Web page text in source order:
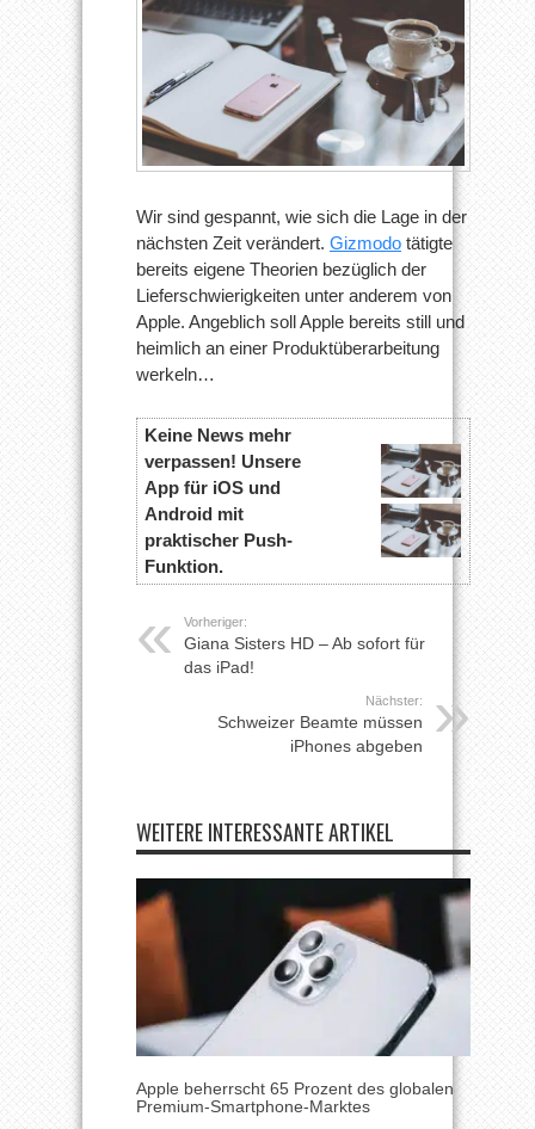
Wir sind gespannt, wie sich die Lage in der
nächsten Zeit verändert. Gizmodo tätigte
bereits eigene Theorien bezüglich der
Lieferschwierigkeiten unter anderem von
Apple. Angeblich soll Apple bereits still und
heimlich an einer Produktüberarbeitung
werkeln…
Keine News mehr
verpassen! Unsere
App für iOS und
Android mit
praktischer Push-
Funktion.
Vorheriger:
Giana Sisters HD – Ab sofort für
das iPad!
Nächster:
Schweizer Beamte müssen
iPhones abgeben
WEITERE INTERESSANTE ARTIKEL
Apple beherrscht 65 Prozent des globalen
Premium-Smartphone-Marktes